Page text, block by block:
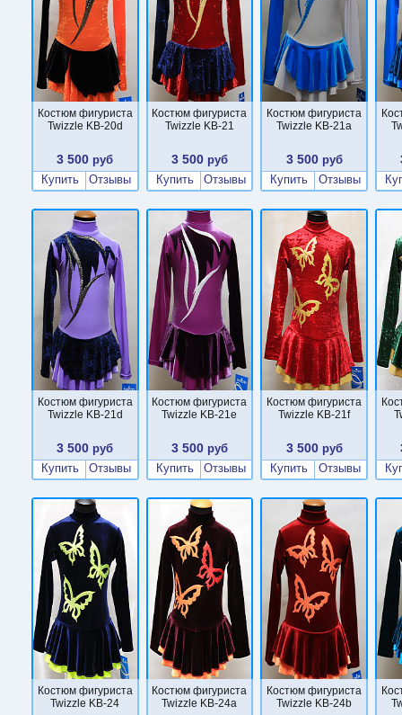
Костюм фигуриста
Twizzle KB-20d
3 500 руб
Купить
Отзывы
Костюм фигуриста
Twizzle KB-21
3 500 руб
Купить
Отзывы
Костюм фигуриста
Twizzle KB-21a
3 500руб
Купить
Отзывы
Костюм фигуриста
Twizzle KB-21d
3 500 руб
Купить
Отзывы
Костюм фигуриста
Twizzle KB-21e
3 500 руб
Купить
Отзывы
Костюм фигуриста
Twizzle KB-21f
3 500руб
Купить
Отзывы
Костюм фигуриста
Twizzle KB-24
Костюм фигуриста
Twizzle KB-24a
Костюм фигуриста
Twizzle KB-24b